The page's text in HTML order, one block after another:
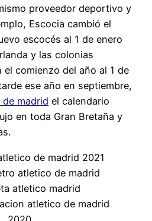
proveedor deportivo y
Escocia cambió el
escocés al 1 de enero
y las colonias
comienzo del año al 1 de
ese año en septiembre,
madrid el calendario
en toda Gran Bretaña y